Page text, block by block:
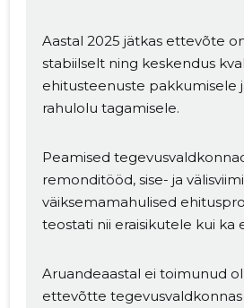
Aastal 2025 jätkas ettevõte
stabiilselt ning keskendus
ehitusteenuste pakkumisele
rahulolu tagamisele.
Peamised
remonditööd, sise- ja
väiksemamahulised
teostati nii eraisikutele kui ka
Aruandeaastal ei toimunud
ettevõtte